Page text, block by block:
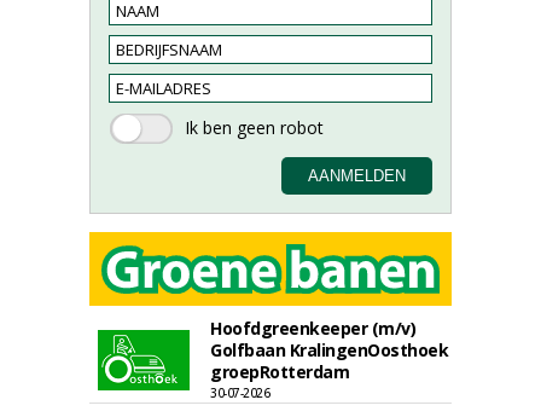
Hoofdgreenkeeper (m/v)
Golfbaan KralingenOosthoek
groepRotterdam
30-07-2026